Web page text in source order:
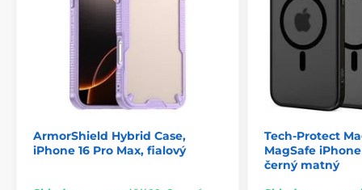
ArmorShield Hybrid Case,
iPhone 16 Pro Max, fialový
Tech-Protect
MagSafe
černý matný